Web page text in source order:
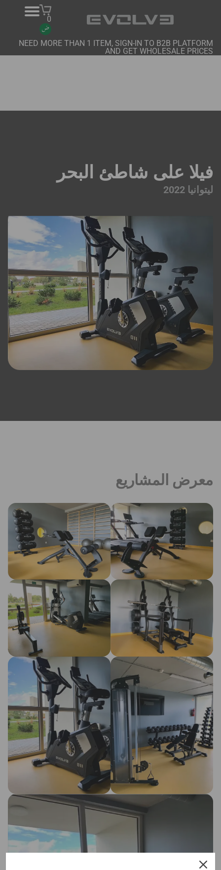
0
شراء عبر الإنترنت
NEED MORE THAN 1 ITEM, SIGN-IN TO B2B PLATFORM
AND GET WHOLESALE PRICES
فيلا على شاطئ البحر
ليتوانيا 2022
معرض المشاريع